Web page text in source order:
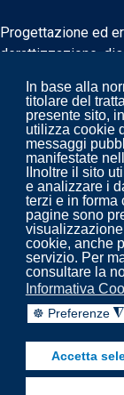
In base alla
titolare del
presente sito,
utilizza cookie
messaggi
manifestate
IInoltre il sito
e analizzare i
terzi e in forma
pagine sono
cookie, anche
servizio. Per
consultare la
Informativa
☸ Preferenze ◮
Accetta
Progettazione ed
derattizzazione,
Copyright
trattamenti
© 2018 Your